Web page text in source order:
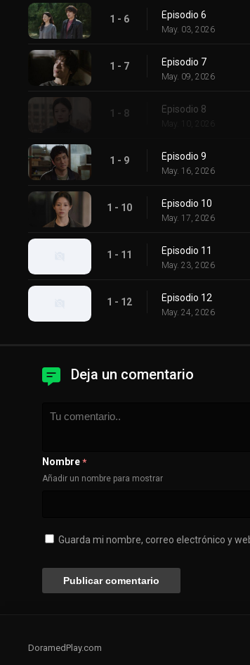
1 - 6 Episodio 6
May. 03, 2026
1 - 7 Episodio 7
May. 09, 2026
1 - 8 Episodio 8
May. 10, 2026
1 - 9 Episodio 9
May. 16, 2026
1 - 10 Episodio 10
May. 17, 2026
1 - 11 Episodio 11
May. 23, 2026
1 - 12 Episodio 12
May. 24, 2026
Deja un comentario
Nombre *
Añadir un nombre para mostrar
Guarda mi nombre, correo electrónico y
DoramedPlay.com